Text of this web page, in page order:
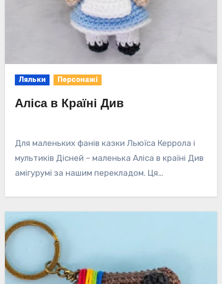
Ляльки Персонажі
Аліса в Країні Див
Для маленьких фанів казки Льюїса Керрола і
мультиків Дісней – маленька Аліса в країні Див
амігурумі за нашим перекладом. Ця…